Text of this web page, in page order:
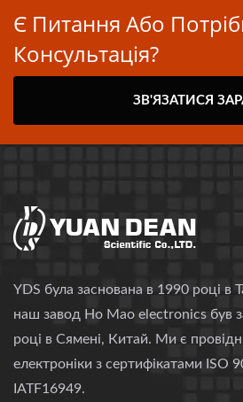
Є Питання Або
Консультація?
ЗВ'ЯЗАТИСЯ
YDS була заснована в 1990 році в
наш завод Ho Mao electronics був
році в Сямені, Китай. Ми є
електроніки з сертифікатами ISO
IATF16949.